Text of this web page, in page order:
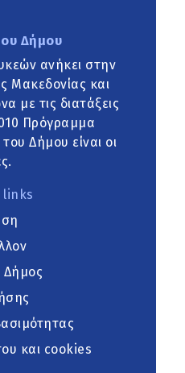
Δήμου
ανήκει στην
Μακεδονίας και
με τις διατάξεις
Πρόγραμμα
Δήμου είναι οι
links
Δήμος
και cookies